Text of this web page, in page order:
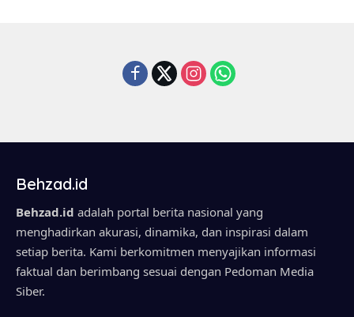
Behzad.id
Behzad.id adalah portal berita nasional yang
menghadirkan akurasi, dinamika, dan inspirasi dalam
setiap berita. Kami berkomitmen menyajikan informasi
faktual dan berimbang sesuai dengan Pedoman Media
Siber.